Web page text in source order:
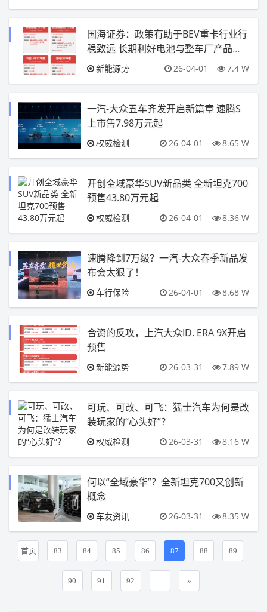
国海证券：政策有助于BEV重卡行业行
稳致远 长期利好电池与整车厂产品与
技术进步
新能源势 26-04-01 7.4 W
一汽-大众五车齐发开启新篇章 速腾S
上市售7.98万元起
权威检测 26-04-01 8.65 W
开创全域豪华SUV新品类 全新坦克700
预售43.80万元起
权威检测 26-04-01 8.36 W
速腾降到7万级？一汽-大众春季新品发
布会太狠了！
车行保险 26-04-01 8.68 W
合资的反攻，上汽大众ID. ERA 9X开启
预售
新能源势 26-03-31 7.89 W
可玩、可改、可飞：猛士汽车为何是改
装玩家的“心头好”？
权威检测 26-03-31 8.16 W
何以“全域豪华”？全新坦克700又创新
概念
车友资讯 26-03-31 8.35 W
首页 83 84 85 86 87 88 89
90 91 92 ... »